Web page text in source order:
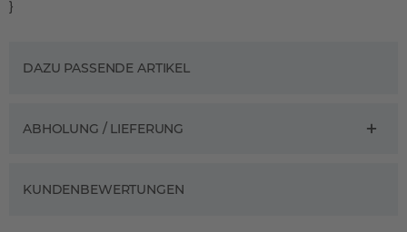
}
DAZU PASSENDE ARTIKEL
ABHOLUNG / LIEFERUNG
KUNDENBEWERTUNGEN